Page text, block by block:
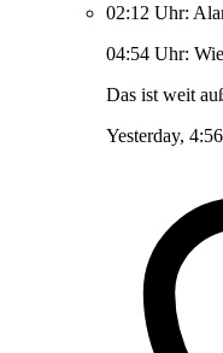
02:12 Uhr:
04:54 Uhr:
Das ist weit
Yesterday,